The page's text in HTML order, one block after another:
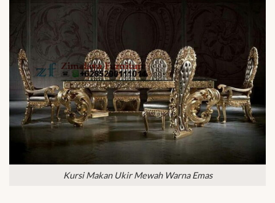
Kursi Makan Ukir Mewah Warna Emas